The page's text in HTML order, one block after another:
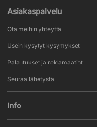
Asiakaspalvelu
Ota meihin yhteyttä
Usein kysytyt kysymykset
Palautukset ja reklamaatiot
Seuraa lähetystä
Info